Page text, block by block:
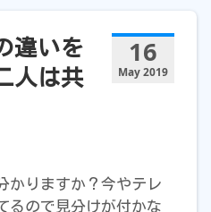
16
May 2019
違いを
人は共
かりますか？今やテレ
るので見分けが付かな